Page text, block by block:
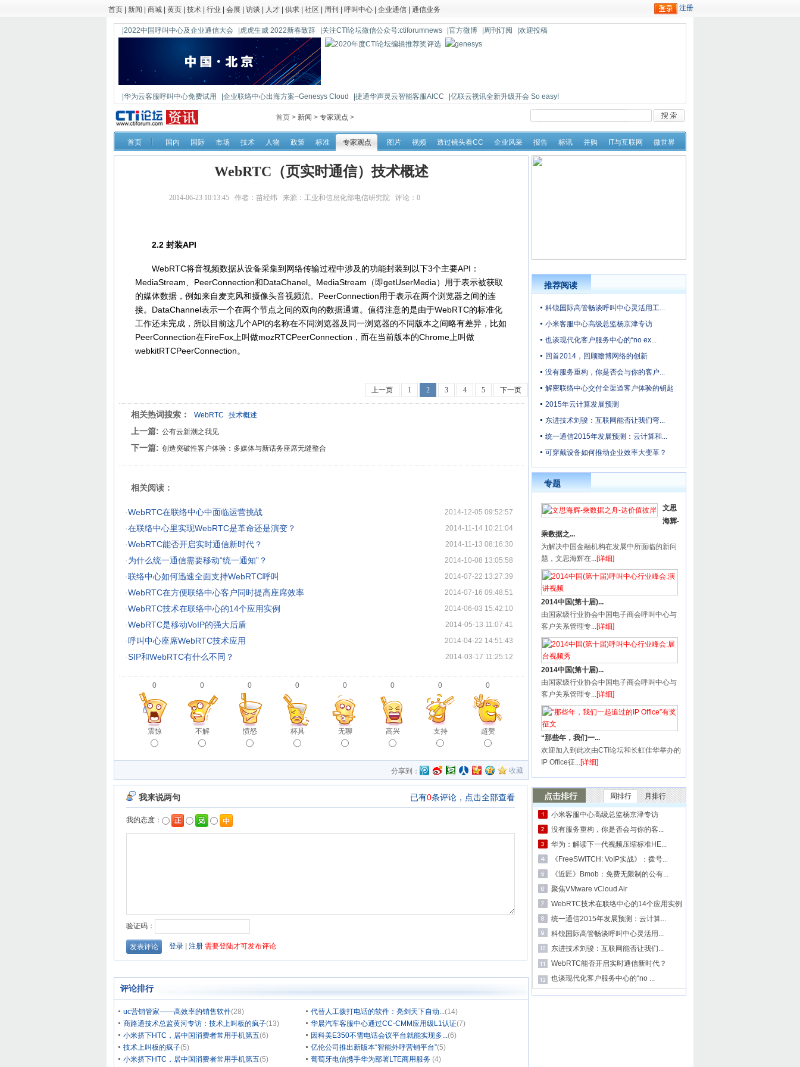
首页 新闻 商城 黄页 技术 行业 会展 访谈 人才 供求 社区 周刊 呼叫中心 企业通信 通信业务
|2022中国呼叫中心及企业通信大会 |虎虎生威 2022新春致辞 |关注CTI论坛微信公众号:ctiforumnews |官方微博 |周刊订阅 |欢迎投稿
|华为云客服呼叫中心免费试用 |企业联络中心出海方案–Genesys Cloud |捷通华声灵云智能客服AICC
|亿联云视讯全新升级开会 So easy!
|鼎信通达新一代语音网关DAG1000-4S
首页 > 新闻 > 专家观点 >
首页 国内 国际 市场 技术 人物 政策 标准 专家观点 图片 视频 透过镜头看CC 企业风采 报告 标讯 并购 IT与互联网 微世界
WebRTC（页实时通信）技术概述
2014-06-23 10:13:45 作者：苗经纬 来源：工业和信息化部电信研究院 评论： 0
2.2 封装API
WebRTC将音视频数据从设备采集到网络传输过程中涉及的功能封装到以下3个主要API：
MediaStream、PeerConnection和DataChanel。MediaStream（即getUserMedia）用于表示被获取
的媒体数据，例如来自麦克风和摄像头音视频流。PeerConnection用于表示在两个浏览器之间的连
接。DataChannel表示一个在两个节点之间的双向的数据通道。值得注意的是由于WebRTC的标准化
工作还未完成，所以目前这几个API的名称在不同浏览器及同一浏览器的不同版本之间略有差异，比如
PeerConnection在FireFox上叫做mozRTCPeerConnection，而在当前版本的Chrome上叫做
webkitRTCPeerConnection。
上一页 1 2 3 4 5 下一页
相关热词搜索： WebRTC 技术概述
上一篇: 公有云新潮之我见
下一篇: 创造突破性客户体验：多媒体与新话务座席无缝整合
相关阅读：
·WebRTC在联络中心中面临运营挑战 2014-12-05 09:52:57
·在联络中心里实现WebRTC是革命还是演变？ 2014-11-14 10:21:04
·WebRTC能否开启实时通信新时代？ 2014-11-13 08:16:30
·为什么统一通信需要移动“统一通知”？ 2014-10-08 13:05:58
·联络中心如何迅速全面支持WebRTC呼叫 2014-07-22 13:27:39
·WebRTC在方便联络中心客户同时提高座席效率 2014-07-16 09:48:51
·WebRTC技术在联络中心的14个应用实例 2014-06-03 15:42:10
·WebRTC是移动VoIP的强大后盾 2014-05-13 11:07:41
·呼叫中心座席WebRTC技术应用 2014-04-22 14:51:43
·SIP和WebRTC有什么不同？ 2014-03-17 11:25:12
0
震惊
0
不解
0
愤怒
0
杯具
0
无聊
0
高兴
0
支持
0
超赞
分享到： 收藏
评论排行
uc营销管家——高效率的销售软件(28) 代替人工拨打电话的软件：亮剑天下自动...(14)
商路通技术总监黄河专访：技术上叫板的疯子(13) 华晨汽车客服中心通过CC-CMM应用级L1认证(7)
小米挤下HTC，居中国消费者常用手机第五(6) 因科美E350不需电话会议平台就能实现多...(6)
技术上叫板的疯子(5) 亿伦公司推出新版本“智能外呼营销平台”(5)
小米挤下HTC，居中国消费者常用手机第五(5) 葡萄牙电信携手华为部署LTE商用服务 (4)
推荐阅读
科锐国际高管畅谈呼叫中心灵活用工...
小米客服中心高级总监杨京津专访
也谈现代化客户服务中心的“no ex...
回首2014，回顾瞻博网络的创新
没有服务重构，你是否会与你的客户...
解密联络中心交付全渠道客户体验的钥匙
2015年云计算发展预测
东进技术刘骏：互联网能否让我们弯...
统一通信2015年发展预测：云计算和...
可穿戴设备如何推动企业效率大变革？
专题
文思
海辉-
乘数据之...
为解决中国金融机构在发展中所面临的新问
题，文思海辉在...[详细]
2014中国(第十届)...
由国家级行业协会中国电子商会呼叫中心与
客户关系管理专...[详细]
2014中国(第十届)...
由国家级行业协会中国电子商会呼叫中心与
客户关系管理专...[详细]
“那些年，我们一...
欢迎加入到此次由CTI论坛和长虹佳华举办的
IP Office征...[详细]
点击排行 周排行 月排行
小米客服中心高级总监杨京津专访
没有服务重构，你是否会与你的客...
华为：解读下一代视频压缩标准HE...
《FreeSWITCH: VoIP实战》：拨号...
《近匠》Bmob：免费无限制的公有...
聚焦VMware vCloud Air
WebRTC技术在联络中心的14个应用实例
统一通信2015年发展预测：云计算...
科锐国际高管畅谈呼叫中心灵活用...
东进技术刘骏：互联网能否让我们...
WebRTC能否开启实时通信新时代？
也谈现代化客户服务中心的“no ...